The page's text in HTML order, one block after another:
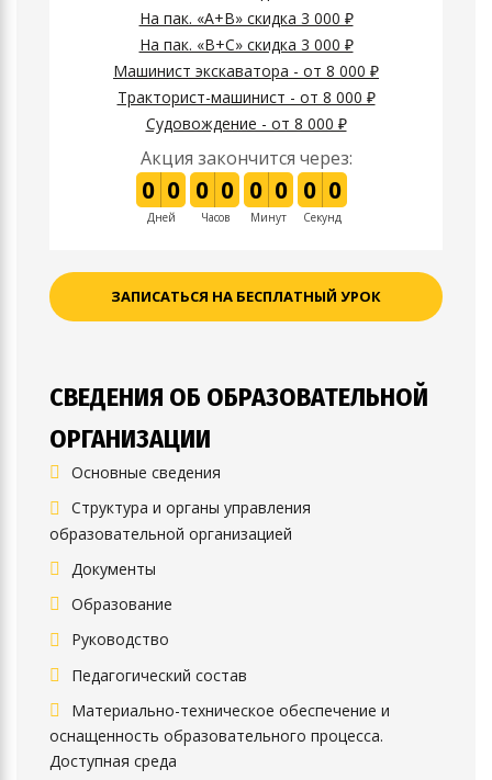
На пак. «A+B» скидка 3 000 ₽
На пак. «B+C» скидка 3 000 ₽
Машинист экскаватора - от 8 000 ₽
Тракторист-машинист - от 8 000 ₽
Судовождение - от 8 000 ₽
Акция закончится через:
0 0
Дней
0 0
Часов
0 0
Минут
0 0
Секунд
ЗАПИСАТЬСЯ НА БЕСПЛАТНЫЙ УРОК
СВЕДЕНИЯ ОБ ОБРАЗОВАТЕЛЬНОЙ
ОРГАНИЗАЦИИ
Основные сведения
Структура и органы управления
образовательной организацией
Документы
Образование
Руководство
Педагогический состав
Материально-техническое обеспечение и
оснащенность образовательного процесса.
Доступная среда